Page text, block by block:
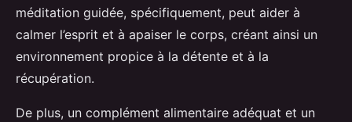
méditation guidée, spécifiquement, peut aider à
calmer l’esprit et à apaiser le corps, créant ainsi un
environnement propice à la détente et à la
récupération.
De plus, un complément alimentaire adéquat et un